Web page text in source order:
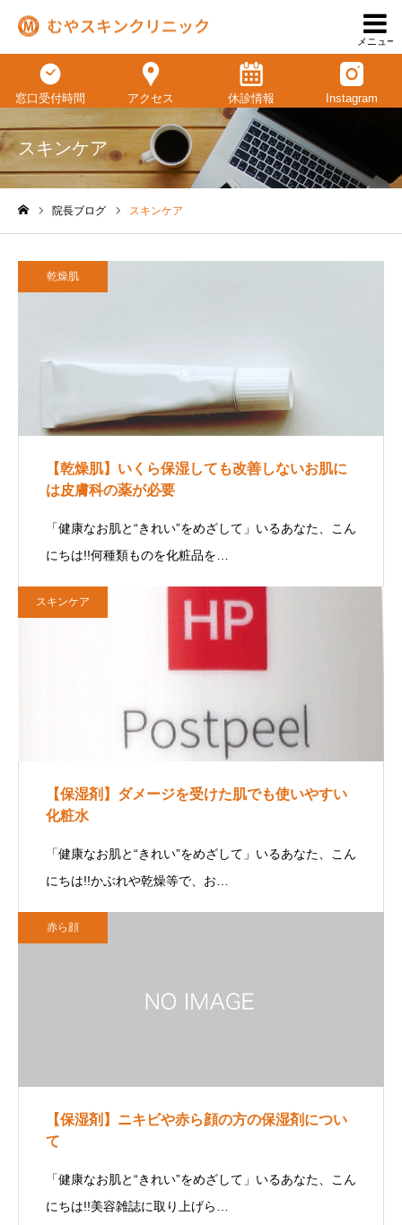
メニュー
窓口受付時間 アクセス 休診情報 Instagram
スキンケア
院長ブログ スキンケア
乾燥肌
【乾燥肌】いくら保湿しても改善しないお肌に
は皮膚科の薬が必要
「健康なお肌と“きれい”をめざして」いるあなた、こん
にちは!!何種類ものを化粧品を…
スキンケア
【保湿剤】ダメージを受けた肌でも使いやすい
化粧水
「健康なお肌と“きれい”をめざして」いるあなた、こん
にちは!!かぶれや乾燥等で、お…
赤ら顔
【保湿剤】ニキビや赤ら顔の方の保湿剤につい
て
「健康なお肌と“きれい”をめざして」いるあなた、こん
にちは!!美容雑誌に取り上げら…